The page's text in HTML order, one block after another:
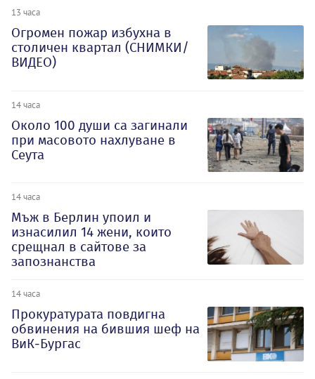
13 часа
Огромен пожар избухна в
столичен квартал (СНИМКИ/
ВИДЕО)
14 часа
Около 100 души са загинали
при масовото нахлуване в
Сеута
14 часа
Мъж в Берлин упоил и
изнасилил 14 жени, които
срещнал в сайтове за
запознанства
14 часа
Прокуратурата повдигна
обвинения на бившия шеф на
ВиК-Бургас